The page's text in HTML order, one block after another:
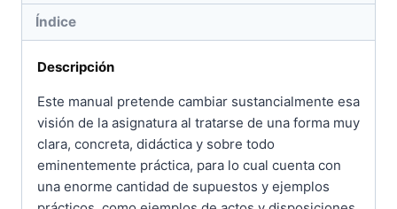
Índice
Descripción
Este manual pretende cambiar sustancialmente esa
visión de la asignatura al tratarse de una forma muy
clara, concreta, didáctica y sobre todo
eminentemente práctica, para lo cual cuenta con
una enorme cantidad de supuestos y ejemplos